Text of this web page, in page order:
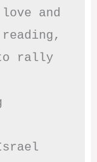
and
to rally